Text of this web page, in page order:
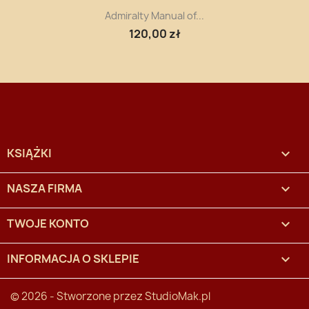
Admiralty Manual of...
120,00 zł
KSIĄŻKI 
NASZA FIRMA 
TWOJE KONTO 
INFORMACJA O SKLEPIE keyboard_arrow_down
© 2026 - Stworzone przezStudioMak.pl